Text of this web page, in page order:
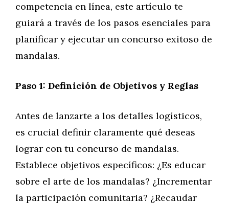
competencia en línea, este artículo te
guiará a través de los pasos esenciales para
planificar y ejecutar un concurso exitoso de
mandalas.
Paso 1: Definición de Objetivos y Reglas
Antes de lanzarte a los detalles logísticos,
es crucial definir claramente qué deseas
lograr con tu concurso de mandalas.
Establece objetivos específicos: ¿Es educar
sobre el arte de los mandalas? ¿Incrementar
la participación comunitaria? ¿Recaudar